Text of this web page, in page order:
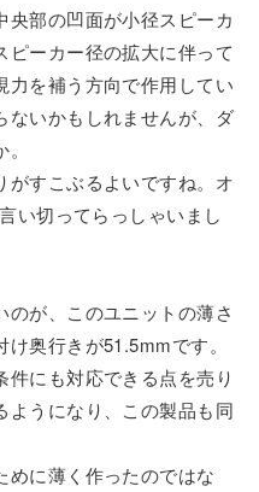
央部の凹面が小径スピーカ
ピーカー径の拡大に伴って
力を補う方向で作用してい
ないかもしれませんが、ダ
がすこぶるよいですね。オ
い切ってらっしゃいまし
が、このユニットの薄さ
奥行きが51.5mmです。
にも対応できる点を売り
ようになり、この製品も同
めに薄く作ったのではな